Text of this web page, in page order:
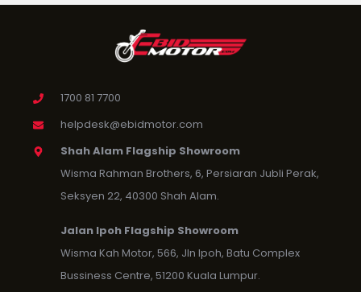
1700 81 7700
helpdesk@ebidmotor.com
Shah Alam Flagship Showroom
Wisma Rahman Brothers, 6, Persiaran Jubli Perak,
Seksyen 22, 40300 Shah Alam.
Jalan Ipoh Flagship Showroom
Wisma Kah Motor, 566, Jln Ipoh, Batu Complex
Bussiness Centre, 51200 Kuala Lumpur.